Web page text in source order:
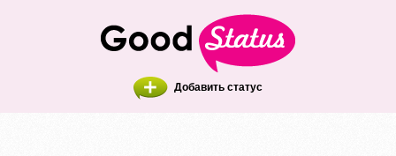
Добавить статус